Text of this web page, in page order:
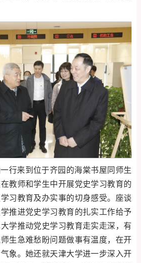
行来到位于齐园的海棠书屋同师生
教师和学生中开展党史学习教育的
习教育及办实事的切身感受。座谈
推进党史学习教育的扎实工作给予
学推动党史学习教育走实走深，有
生急难愁盼问题做事有温度，在开
象。她还就天津大学进一步深入开